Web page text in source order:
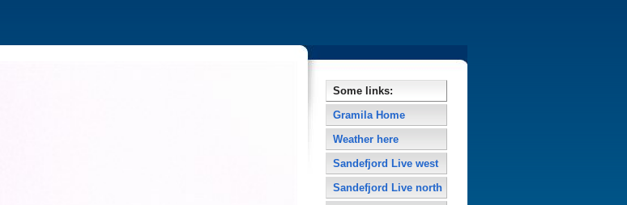
Some links:
Gramila Home
Weather here
Sandefjord Live west
Sandefjord Live north